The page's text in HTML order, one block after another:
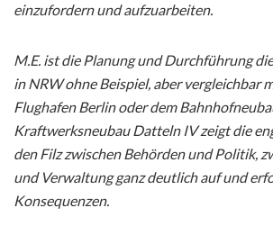
einzufordern und aufzuarbeiten.
M.E. ist die Planung und Durchführung
in NRW ohne Beispiel, aber vergleichbar
Flughafen Berlin oder dem
Kraftwerksneubau Datteln IV zeigt die
den Filz zwischen Behörden und Politik,
und Verwaltung ganz deutlich auf und
Konsequenzen.